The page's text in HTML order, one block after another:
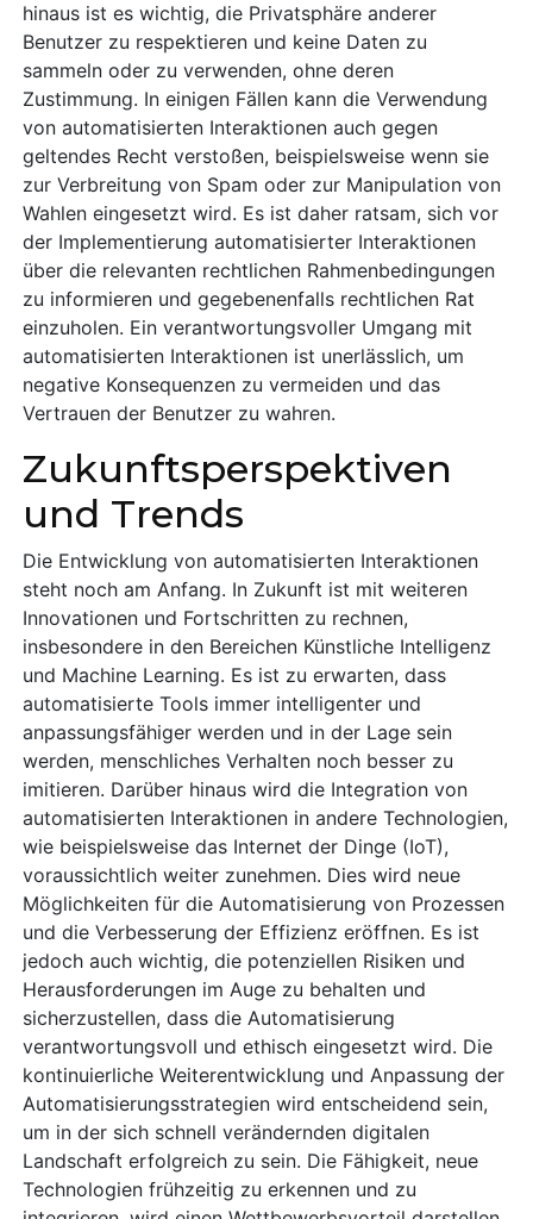
hinaus ist es wichtig, die Privatsphäre anderer
Benutzer zu respektieren und keine Daten zu
sammeln oder zu verwenden, ohne deren
Zustimmung. In einigen Fällen kann die Verwendung
von automatisierten Interaktionen auch gegen
geltendes Recht verstoßen, beispielsweise wenn sie
zur Verbreitung von Spam oder zur Manipulation von
Wahlen eingesetzt wird. Es ist daher ratsam, sich vor
der Implementierung automatisierter Interaktionen
über die relevanten rechtlichen Rahmenbedingungen
zu informieren und gegebenenfalls rechtlichen Rat
einzuholen. Ein verantwortungsvoller Umgang mit
automatisierten Interaktionen ist unerlässlich, um
negative Konsequenzen zu vermeiden und das
Vertrauen der Benutzer zu wahren.
Zukunftsperspektiven
und Trends
Die Entwicklung von automatisierten Interaktionen
steht noch am Anfang. In Zukunft ist mit weiteren
Innovationen und Fortschritten zu rechnen,
insbesondere in den Bereichen Künstliche Intelligenz
und Machine Learning. Es ist zu erwarten, dass
automatisierte Tools immer intelligenter und
anpassungsfähiger werden und in der Lage sein
werden, menschliches Verhalten noch besser zu
imitieren. Darüber hinaus wird die Integration von
automatisierten Interaktionen in andere Technologien,
wie beispielsweise das Internet der Dinge (IoT),
voraussichtlich weiter zunehmen. Dies wird neue
Möglichkeiten für die Automatisierung von Prozessen
und die Verbesserung der Effizienz eröffnen. Es ist
jedoch auch wichtig, die potenziellen Risiken und
Herausforderungen im Auge zu behalten und
sicherzustellen, dass die Automatisierung
verantwortungsvoll und ethisch eingesetzt wird. Die
kontinuierliche Weiterentwicklung und Anpassung der
Automatisierungsstrategien wird entscheidend sein,
um in der sich schnell verändernden digitalen
Landschaft erfolgreich zu sein. Die Fähigkeit, neue
Technologien frühzeitig zu erkennen und zu